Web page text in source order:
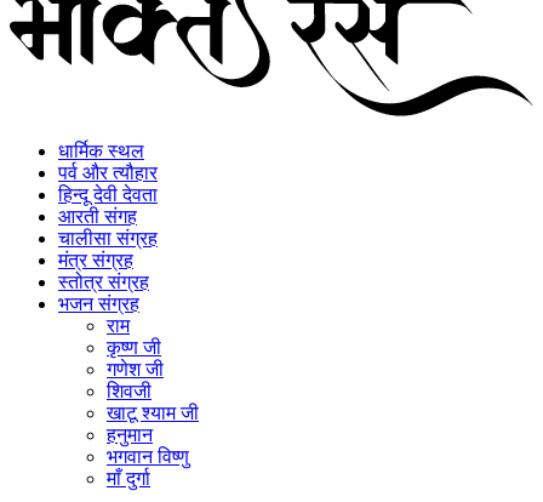
धार्मिक स्थल
पर्व और त्यौहार
हिन्दू देवी देवता
आरती संगह
चालीसा संग्रह
मंत्र संग्रह
स्तोत्र संग्रह
भजन संग्रह
राम
कृष्ण जी
गणेश जी
शिवजी
खाटू श्याम जी
हनुमान
भगवान विष्णु
माँ दुर्गा